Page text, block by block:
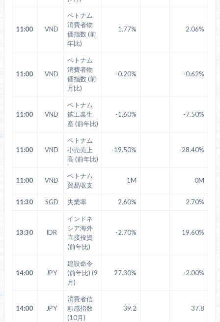
11:00 VND
ベトナム
消費者物
価指数 (前
年比)
1.77% 2.06%
11:00 VND
ベトナム
消費者物
価指数 (前
月比)
-0.20% -0.62%
11:00 VND
ベトナム
鉱工業生
産 (前年比)
-1.60% -7.50%
11:00 VND
ベトナム
小売売上
高 (前年比)
-19.50% -28.40%
11:00 VND
ベトナム
貿易収支
1M 0M
11:30 SGD 失業率 2.60% 2.70%
13:30 IDR
インドネ
シア海外
直接投資
(前年比)
-2.70% 19.60%
14:00 JPY
建設命令
(前年比) (9
月)
27.30% -2.00%
14:00 JPY
消費者信
頼感指数
(10月)
39.2 37.8